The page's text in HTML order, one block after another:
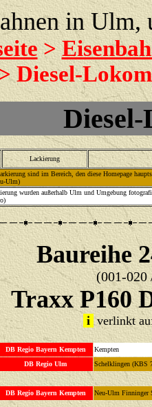
in
>
Diesel-
Lackierung
sind im Bereich, den diese Homepage
Ulm)
wurden außerhalb Ulm und Umgebung
Baureihe
(001-020
Traxx P160
i verlinkt
DB Regio Bayern Kempten
Kempten
DB Regio Ulm
Schelklingen (KBS
DB Regio Bayern Kempten Neu-Ulm Finninger